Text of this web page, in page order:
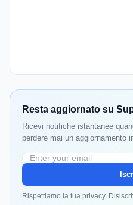
Resta aggiornato su
Ricevi notifiche istantanee
perdere mai un aggiornamento
Rispettiamo la tua privacy.